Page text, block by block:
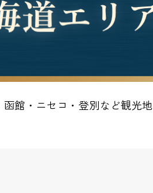
館・ニセコ・登別など観光